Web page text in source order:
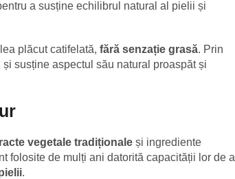
a susține echilibrul natural al pielii și
plăcut catifelată, fără senzație grasă. Prin
susține aspectul său natural proaspăt și
vegetale tradiționale și ingrediente
folosite de mulți ani datorită capacității lor de a
.